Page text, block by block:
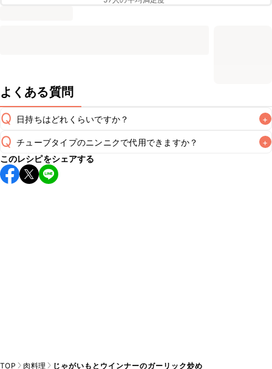
よくある質問
Q 日持ちはどれくらいですか？ +
A
保存期間は冷蔵で翌日中が目安です。なるべくお早めにお召
し上がりください。
※日持ちは目安です。
Q チューブタイプのニンニクで代用できますか？ +
A
チューブタイプのニンニクを使用してもお作りいただけま
す。小さじ2を目安に加え、お好みの風味になるようご調節
このレシピをシェアする
TOP 肉料理 じゃがいもとウインナーのガーリック炒め